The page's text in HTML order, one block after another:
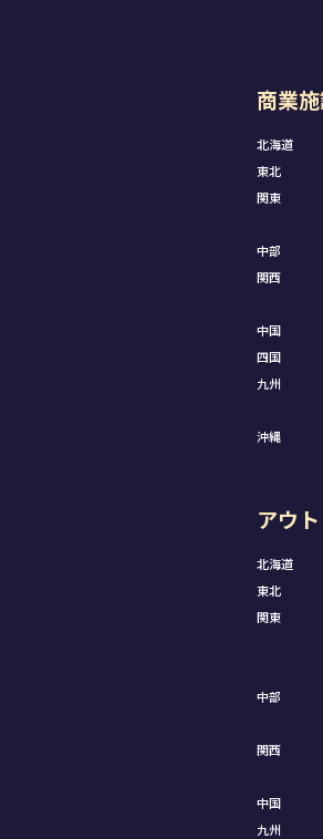
商業
北海道
東北
関東
中部
関西
中国
四国
九州
沖縄
アウ
北海道
東北
関東
中部
関西
中国
九州